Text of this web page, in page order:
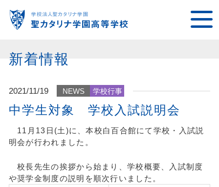
新着情報
2021/11/19 NEWS 学校行事
中学生対象 学校入試説明会
11 月 13 日 (土 )に、本校白百合館にて学校・入試説
明会が行われました。
校長先生の挨拶から始まり、学校概要、入試制度
や奨学金制度の説明を順次行いました。